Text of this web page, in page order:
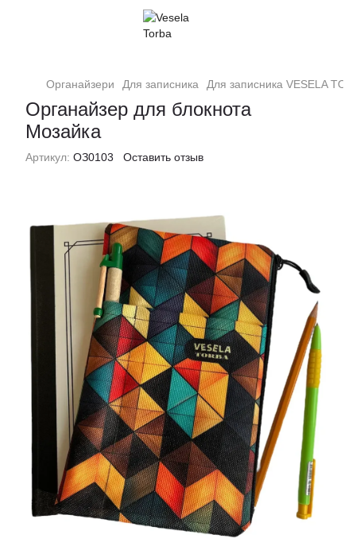
Органайзери Для записника Для записника VESELA
Органайзер для блокнота
Мозайка
Артикул: ОЗ0103 Оставить отзыв